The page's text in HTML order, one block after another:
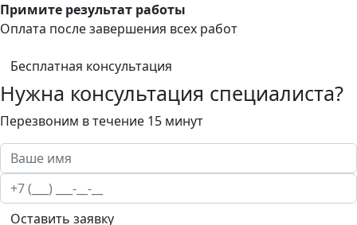
Примите результат работы
Оплата после завершения всех работ
Бесплатная консультация
Нужна консультация специалиста?
Перезвоним в течение 15 минут
Оставить заявку